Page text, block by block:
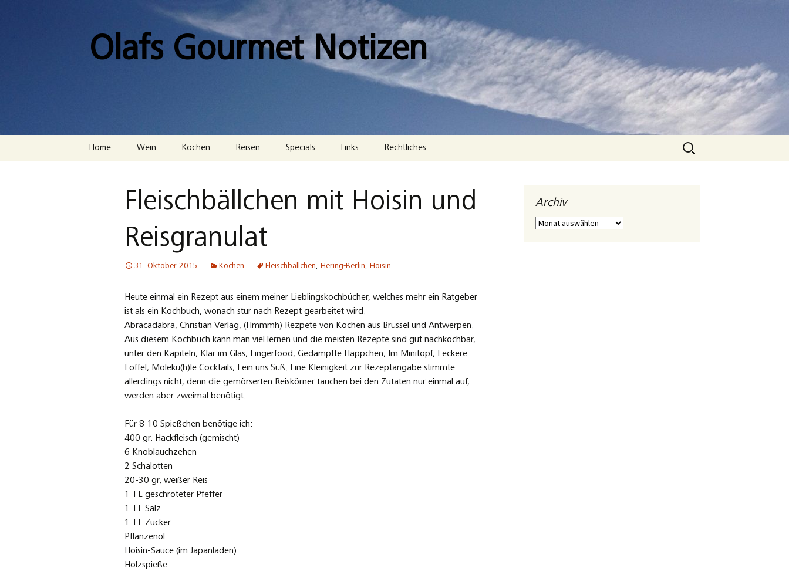
Olafs Gourmet Notizen
Home Wein Kochen Reisen Specials Links Rechtliches
Datenschutzerklärung
Suchen
nach:
Fleischbällchen mit Hoisin und
Reisgranulat
31. Oktober 2015 Kochen Fleischbällchen, Hering-Berlin, Hoisin
Heute einmal ein Rezept aus einem meiner Lieblingskochbücher, welches mehr ein Ratgeber
ist als ein Kochbuch, wonach stur nach Rezept gearbeitet wird.
Abracadabra, Christian Verlag, (Hmmmh) Rezpete von Köchen aus Brüssel und Antwerpen.
Aus diesem Kochbuch kann man viel lernen und die meisten Rezepte sind gut nachkochbar,
unter den Kapiteln, Klar im Glas, Fingerfood, Gedämpfte Häppchen, Im Minitopf, Leckere
Löffel, Molekü(h)le Cocktails, Lein uns Süß. Eine Kleinigkeit zur Rezeptangabe stimmte
allerdings nicht, denn die gemörserten Reiskörner tauchen bei den Zutaten nur einmal auf,
werden aber zweimal benötigt.
Für 8-10 Spießchen benötige ich:
400 gr. Hackfleisch (gemischt)
6 Knoblauchzehen
2 Schalotten
20-30 gr. weißer Reis
1 TL geschroteter Pfeffer
1 TL Salz
1 TL Zucker
Pflanzenöl
Hoisin-Sauce (im Japanladen)
Holzspieße
Archiv
Archiv